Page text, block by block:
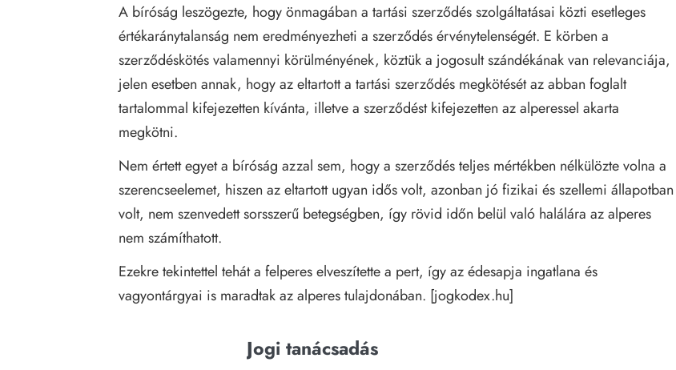
A bíróság leszögezte, hogy önmagában a tartási szerződés szolgáltatásai közti esetleges
értékaránytalanság nem eredményezheti a szerződés érvénytelenségét. E körben a
szerződéskötés valamennyi körülményének, köztük a jogosult szándékának van relevanciája,
jelen esetben annak, hogy az eltartott a tartási szerződés megkötését az abban foglalt
tartalommal kifejezetten kívánta, illetve a szerződést kifejezetten az alperessel akarta
megkötni.
Nem értett egyet a bíróság azzal sem, hogy a szerződés teljes mértékben nélkülözte volna a
szerencseelemet, hiszen az eltartott ugyan idős volt, azonban jó fizikai és szellemi állapotban
volt, nem szenvedett sorsszerű betegségben, így rövid időn belül való halálára az alperes
nem számíthatott.
Ezekre tekintettel tehát a felperes elveszítette a pert, így az édesapja ingatlana és
vagyontárgyai is maradtak az alperes tulajdonában. [jogkodex.hu]
Jogi tanácsadás